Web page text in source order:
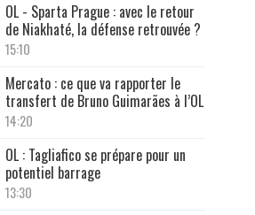
OL - Sparta Prague : avec le retour
de Niakhaté, la défense retrouvée ?
15:10
Mercato : ce que va rapporter le
transfert de Bruno Guimarães à l’OL
14:20
OL : Tagliafico se prépare pour un
potentiel barrage
13:30